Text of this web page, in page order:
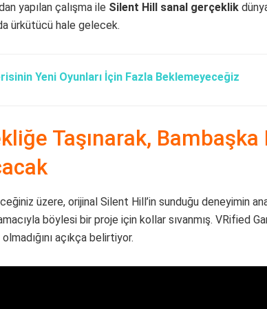
yapılan çalışma ile Silent Hill sanal gerçeklik
ürkütücü hale gelecek.
Yeni Oyunları İçin Fazla Beklemeyeceğiz
Taşınarak, Bambaşka
üzere, orijinal Silent Hill’in sunduğu deneyimin
böylesi bir proje için kollar sıvanmış. VRified
açıkça belirtiyor.